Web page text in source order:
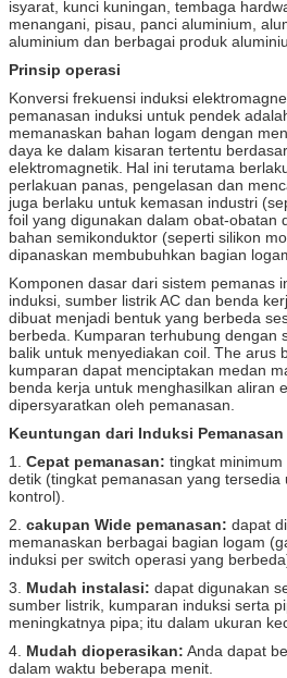
isyarat, kunci kuningan, tembaga
menangani, pisau, panci aluminium,
aluminium dan berbagai produk
Prinsip operasi
Konversi frekuensi induksi
pemanasan induksi untuk pendek
memanaskan bahan logam dengan
daya ke dalam kisaran tertentu
elektromagnetik. Hal ini terutama
perlakuan panas, pengelasan dan
juga berlaku untuk kemasan industri
foil yang digunakan dalam obat-obatan
bahan semikonduktor (seperti silikon
dipanaskan membubuhkan bagian
Komponen dasar dari sistem pemanas
induksi, sumber listrik AC dan benda
dibuat menjadi bentuk yang berbeda
berbeda. Kumparan terhubung dengan
balik untuk menyediakan coil. The arus
kumparan dapat menciptakan medan
benda kerja untuk menghasilkan aliran
dipersyaratkan oleh pemanasan.
Keuntungan dari Induksi Pemanasan
1. Cepat pemanasan: tingkat
detik (tingkat pemanasan yang tersedia
kontrol).
2. cakupan Wide pemanasan: dapat
memanaskan berbagai bagian logam
induksi per switch operasi yang
3. Mudah instalasi: dapat digunakan
sumber listrik, kumparan induksi serta
meningkatnya pipa; itu dalam ukuran
4. Mudah dioperasikan: Anda dapat
dalam waktu beberapa menit.